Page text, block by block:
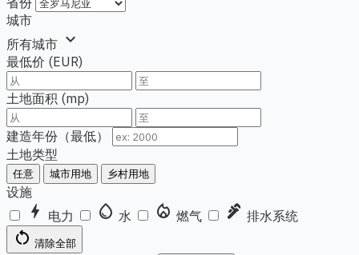
城市
所有城市 expand_more
最低价 (EUR)
土地面积 (mp)
建造年份（最低）
土地类型
任意 城市用地 乡村用地
设施
bolt 电力 water_drop 水 local_fire_department 燃气 plumbing 排水系统
restart_alt 清除全部